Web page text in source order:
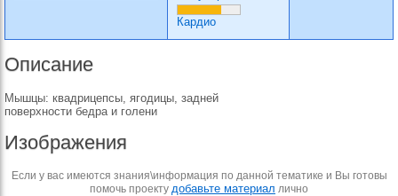
Кардио
Описание
Мышцы: квадрицепсы, ягодицы, задней
поверхности бедра и голени
Изображения
Если у вас имеются знания\информация по данной тематике и Вы готовы
помочь проекту добавьте материал лично